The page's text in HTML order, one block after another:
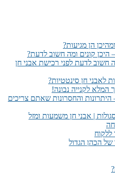
הן מגיעות?
היכן קונים ומה חשוב לדעת?
חשוב לדעת לפני רכישת אבני חן
לאבני חן סינטטיות?
המלא לקנייה נבונה!
היתרונות והחסרונות שאתם צריכים
| אבני חן משמעות ומזל
של הכהן הגדול